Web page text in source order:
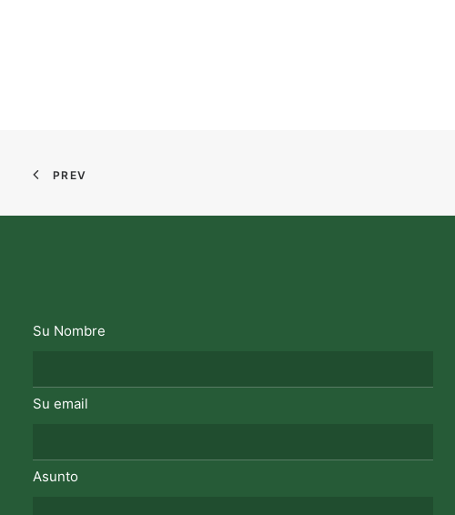
PREV
Su Nombre
Su email
Asunto